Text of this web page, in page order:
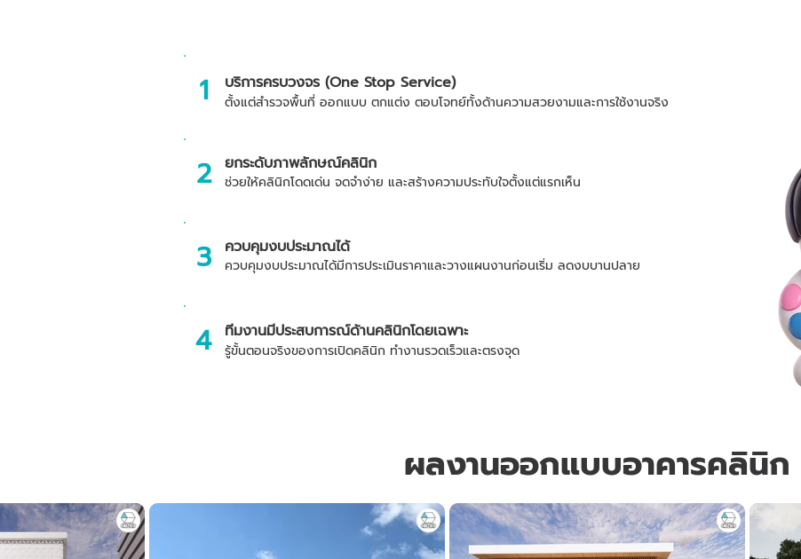
1 บริการครบวงจร (One Stop Service)
ตั้งแต่สำรวจพื้นที่ ออกแบบ ตกแต่ง ตอบโจทย์ทั้งด้านความสวยงามและการใช้งานจริง
2 ยกระดับภาพลักษณ์คลินิก
ช่วยให้คลินิกโดดเด่น จดจำง่าย และสร้างความประทับใจตั้งแต่แรกเห็น
3 ควบคุมงบประมาณได้
ควบคุมงบประมาณได้มีการประเมินราคาและวางแผนงานก่อนเริ่ม ลดงบบานปลาย
4 ทีมงานมีประสบการณ์ด้านคลินิกโดยเฉพาะ
รู้ขั้นตอนจริงของการเปิดคลินิก ทำงานรวดเร็วและตรงจุด
ผลงานออกแบบอาคารคลินิก